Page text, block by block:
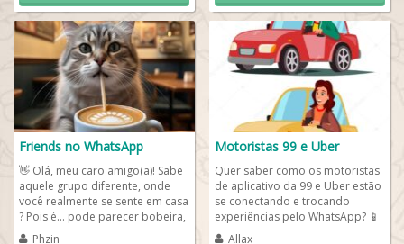
Friends no WhatsApp
👋 Olá, meu caro amigo(a)! Sabe
aquele grupo diferente, onde
você realmente se sente em casa
? Pois é… pode parecer bobeira,
mas talvez você tenha...
Phzin
Motoristas 99 e Uber
Quer saber como os motoristas
de aplicativo da 99 e Uber estão
se conectando e trocando
experiências pelo WhatsApp? 📱
✨ Neste conteúdo, você vai...
Allax